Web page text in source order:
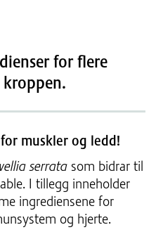
for flere
muskler og ledd!
serrata som bidrar til
I tillegg inneholder
ingrediensene for
og hjerte.